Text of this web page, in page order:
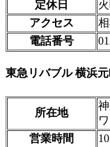
定休日
アクセス
電話番号
東急リバブル 横浜
所在地
営業時間